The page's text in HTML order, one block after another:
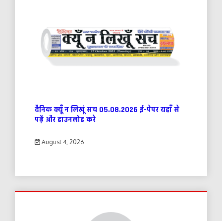
दैनिक क्यूँ न लिखूं सच 05.08.2026 ई-पेपर यहाँ से
पढ़ें और डाउनलोड करे
August 4, 2026